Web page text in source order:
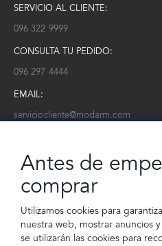
SERVICIO AL CLIENTE:
096 322 9999
CONSULTA TU PEDIDO:
096 297 4444
EMAIL:
serviciocliente@modarm.com
Conoce toda la información sobre
Subscríbete a nuestro newsletter
Antes de
comprar
Utilizamos cookies para
nuestra web, mostrar anuncios
se utilizarán las cookies para